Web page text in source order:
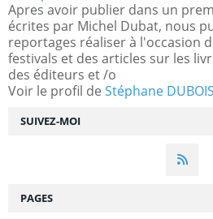
SUIVEZ-MOI
Apres avoir publier dans un
écrites par Michel Dubat, nous
reportages réaliser à l'occasion
festivals et des articles sur les
des éditeurs et /o
Voir le profil de Stéphane DUBOIS
PAGES